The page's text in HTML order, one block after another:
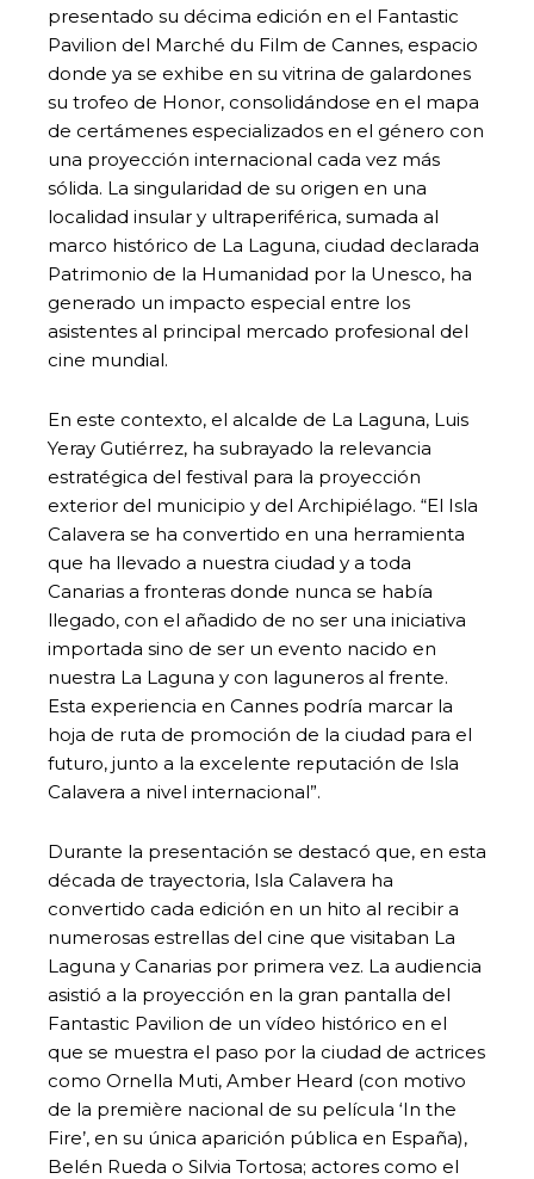
presentado su décima edición en el Fantastic
Pavilion del Marché du Film de Cannes, espacio
donde ya se exhibe en su vitrina de galardones
su trofeo de Honor, consolidándose en el mapa
de certámenes especializados en el género con
una proyección internacional cada vez más
sólida. La singularidad de su origen en una
localidad insular y ultraperiférica, sumada al
marco histórico de La Laguna, ciudad declarada
Patrimonio de la Humanidad por la Unesco, ha
generado un impacto especial entre los
asistentes al principal mercado profesional del
cine mundial.
En este contexto, el alcalde de La Laguna, Luis
Yeray Gutiérrez, ha subrayado la relevancia
estratégica del festival para la proyección
exterior del municipio y del Archipiélago. “El Isla
Calavera se ha convertido en una herramienta
que ha llevado a nuestra ciudad y a toda
Canarias a fronteras donde nunca se había
llegado, con el añadido de no ser una iniciativa
importada sino de ser un evento nacido en
nuestra La Laguna y con laguneros al frente.
Esta experiencia en Cannes podría marcar la
hoja de ruta de promoción de la ciudad para el
futuro, junto a la excelente reputación de Isla
Calavera a nivel internacional”.
Durante la presentación se destacó que, en esta
década de trayectoria, Isla Calavera ha
convertido cada edición en un hito al recibir a
numerosas estrellas del cine que visitaban La
Laguna y Canarias por primera vez. La audiencia
asistió a la proyección en la gran pantalla del
Fantastic Pavilion de un vídeo histórico en el
que se muestra el paso por la ciudad de actrices
como Ornella Muti, Amber Heard (con motivo
de la première nacional de su película ‘In the
Fire’, en su única aparición pública en España),
Belén Rueda o Silvia Tortosa; actores como el